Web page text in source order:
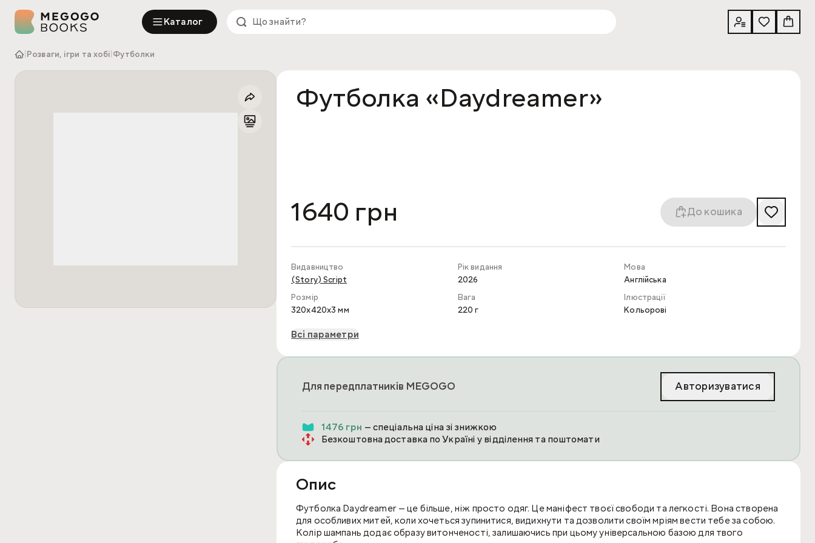
Каталог
Розваги, ігри та хобі Футболки
Футболка «Daydreamer»
1640 грн До кошика
Видавництво
(Story) Script
Рік видання
2026
Мова
Англійська
Розмір
320x420x3 мм
Вага
220 г
Ілюстрації
Кольорові
Всі параметри
Для передплатників MEGOGO Авторизуватися
1476 грн — спеціальна ціна зі знижкою
Безкоштовна доставка по Україні у відділення та поштомати
Опис
Футболка Daydreamer — це більше, ніж просто одяг. Це маніфест твоєї свободи та легкості. Вона створена
для особливих митей, коли хочеться зупинитися, видихнути та дозволити своїм мріям вести тебе за собою.
Колір шампань додає образу витонченості, залишаючись при цьому універсальною базою для твого